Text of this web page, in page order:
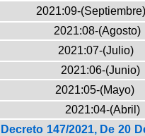
2021:09-(Septiembre)
2021:08-(Agosto)
2021:07-(Julio)
2021:06-(Junio)
2021:05-(Mayo)
2021:04-(Abril)
Decreto 147/2021, De 20